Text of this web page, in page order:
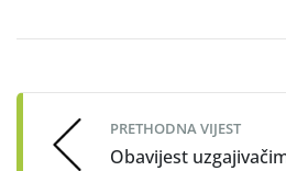
navigation
PRETHODNA VIJEST
Obavijest